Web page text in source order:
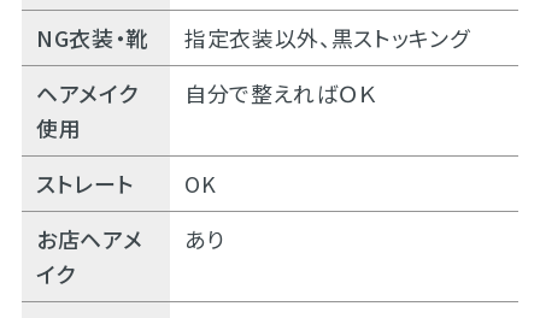
NG衣装・靴
指定衣装以外、黒ストッキング
ヘアメイク
使用
自分で整えればＯＫ
ストレート
OK
お店ヘアメ
イク
あり